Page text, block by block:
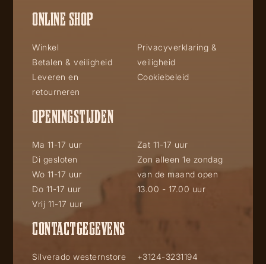
ONLINE SHOP
Winkel
Betalen & veiligheid
Leveren en
retourneren
Privacyverklaring &
veiligheid
Cookiebeleid
OPENINGSTIJDEN
Ma 11-17 uur
Di gesloten
Wo 11-17 uur
Do 11-17 uur
Vrij 11-17 uur
Zat 11-17 uur
Zon alleen 1e zondag
van de maand open
13.00 - 17.00 uur
CONTACTGEGEVENS
Silverado westernstore
+3124-3231194